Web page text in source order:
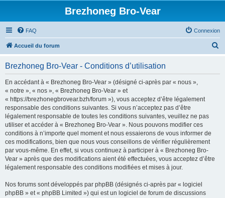
Brezhoneg Bro-Vear
FAQ Connexion
Accueil du forum
Brezhoneg Bro-Vear - Conditions d’utilisation
En accédant à « Brezhoneg Bro-Vear » (désigné ci-après par « nous »,
« notre », « nos », « Brezhoneg Bro-Vear » et
« https://brezhonegbrovear.bzh/forum »), vous acceptez d’être légalement
responsable des conditions suivantes. Si vous n’acceptez pas d’être
légalement responsable de toutes les conditions suivantes, veuillez ne pas
utiliser et accéder à « Brezhoneg Bro-Vear ». Nous pouvons modifier ces
conditions à n’importe quel moment et nous essaierons de vous informer de
ces modifications, bien que nous vous conseillons de vérifier régulièrement
par vous-même. En effet, si vous continuez à participer à « Brezhoneg Bro-
Vear » après que des modifications aient été effectuées, vous acceptez d’être
légalement responsable des conditions modifiées et mises à jour.
Nos forums sont développés par phpBB (désignés ci-après par « logiciel
phpBB » et « phpBB Limited ») qui est un logiciel de forum de discussions